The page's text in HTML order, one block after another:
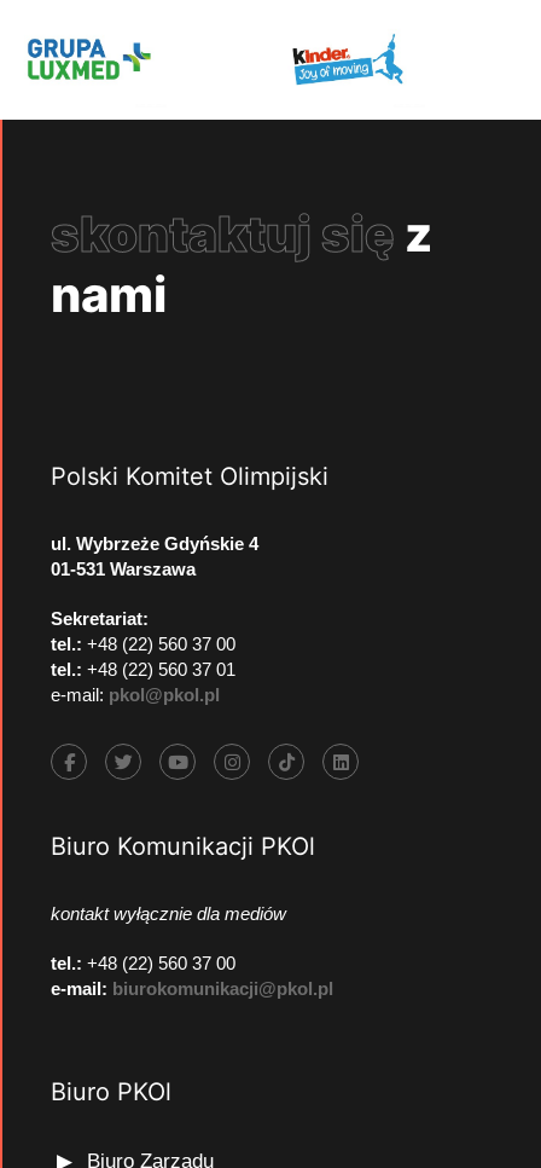
skontaktuj się z
nami
Polski Komitet Olimpijski
ul. Wybrzeże Gdyńskie 4
01-531 Warszawa
Sekretariat:
tel.: +48 (22) 560 37 00
tel.: +48 (22) 560 37 01
e-mail: pkol@pkol.pl
Biuro Komunikacji PKOl
kontakt wyłącznie dla mediów
tel.: +48 (22) 560 37 00
e-mail: biurokomunikacji@pkol.pl
Biuro PKOl
Biuro Zarządu